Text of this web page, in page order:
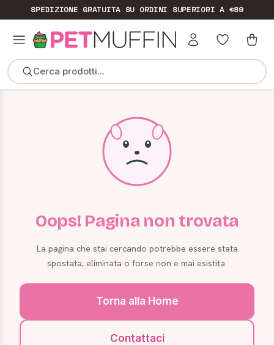
SPEDIZIONE GRATUITASU ORDINI SUPERIORI A €89
Cerca prodotti...
Oops! Pagina non trovata
La pagina che stai cercando potrebbe essere stata
spostata, eliminata o forse non e mai esistita.
Torna alla Home
Contattaci